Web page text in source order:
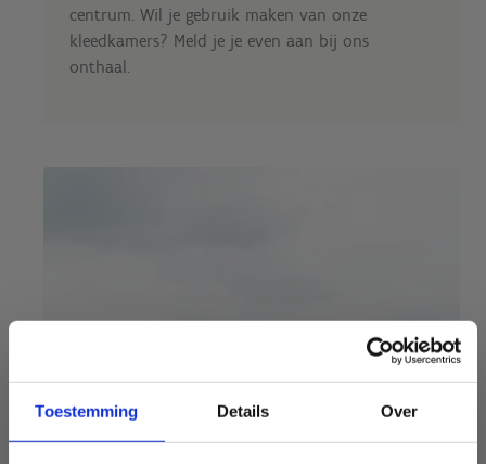
Toestemming Details Over
centrum. Wil je gebruik maken van onze
kleedkamers? Meld je je even aan bij ons
onthaal.